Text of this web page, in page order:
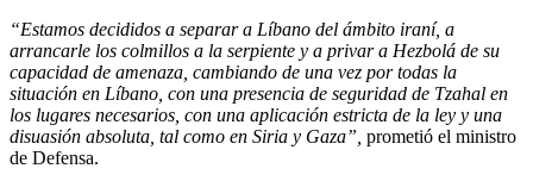
“Estamos decididos a separar a Líbano del ámbito iraní, a
arrancarle los colmillos a la serpiente y a privar a Hezbolá de su
capacidad de amenaza, cambiando de una vez por todas la
situación en Líbano, con una presencia de seguridad de Tzahal en
los lugares necesarios, con una aplicación estricta de la ley y una
disuasión absoluta, tal como en Siria y Gaza”, prometió el ministro
de Defensa.